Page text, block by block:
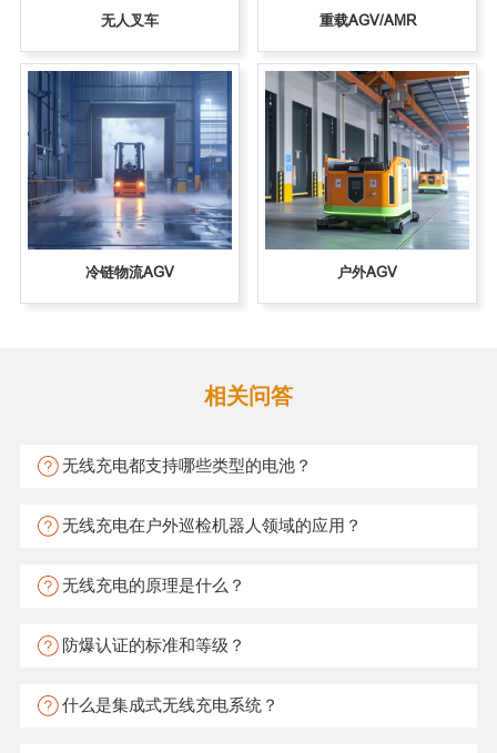
无人叉车 重载AGV/AMR
冷链物流AGV 户外AGV
相关问答
无线充电都支持哪些类型的电池？
无线充电在户外巡检机器人领域的应用？
无线充电的原理是什么？
防爆认证的标准和等级？
什么是集成式无线充电系统？